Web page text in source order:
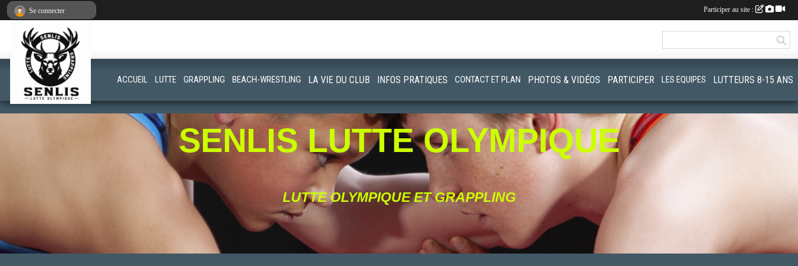
SENLIS LUTTE OLYMPIQUE
LUTTE OLYMPIQUE ET GRAPPLING
ACCUEIL LUTTE GRAPPLING BEACH-WRESTLING LA VIE DU CLUB INFOS PRATIQUES CONTACT ET PLAN PHOTOS & VIDÉOS PARTICIPER LES EQUIPES LUTTEURS 8-15 ANS
Se connecter Participer au site :
Panneau de gestion des cookies